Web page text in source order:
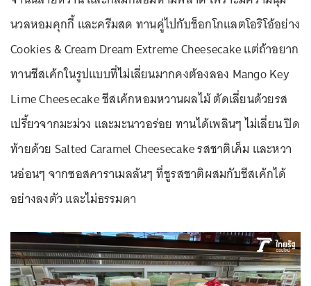
นวลหอมคุกกี้ และครีมสด ทานคู่ไปกับช็อกโกแลตโอริโอ้อย่าง
Cookies & Cream Dream Extreme Cheesecake แต่ถ้าอยาก
ทานชีสเค้กในรูปแบบที่ไม่เลี่ยนมากคงต้องลอง Mango Key
Lime Cheesecake ชีสเค้กหอมหวานผลไม้ ตัดเลี่ยนด้วยรส
เปรี้ยวจากมะม่วง และมะนาวอร่อย ทานได้เพลินๆ ไม่เลี่ยน ปิด
ท้ายด้วย Salted Caramel Cheesecake รสชาติเค็ม และหวา
นอ่อนๆ จากซอสคาราเมลล้นๆ ที่ชูรสชาติผสมกับชีสเค้กได้
อย่างลงตัว และไม่ธรรมดา